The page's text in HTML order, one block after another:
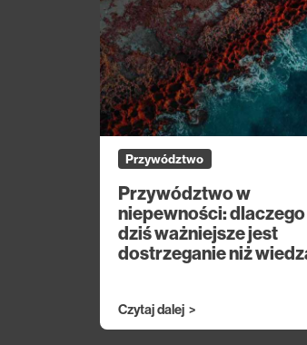
Przywództwo
Przywództwo w
niepewności: dlaczego
dziś ważniejsze jest
dostrzeganie niż
Czytaj dalej